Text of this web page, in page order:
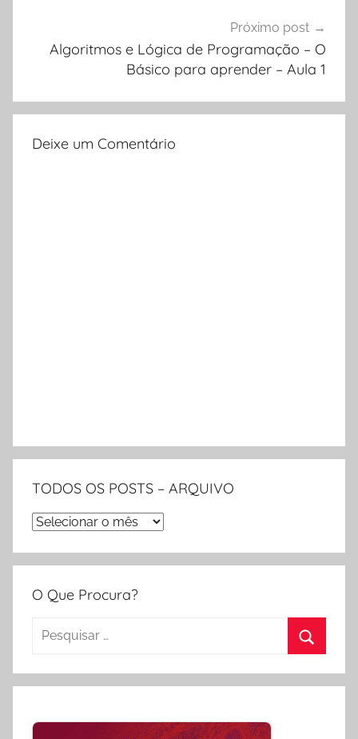
Próximo post
Algoritmos e Lógica de Programação – O
Básico para aprender – Aula 1
Deixe um Comentário
TODOS OS POSTS – ARQUIVO
TODOS
POSTS
–
O Que Procura?
Pesquisar